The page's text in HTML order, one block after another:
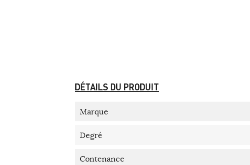
DÉTAILS DU PRODUIT
Marque
Degré
Contenance